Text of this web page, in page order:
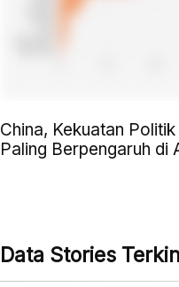
China, Kekuatan
Paling Berpengaruh di
Data Stories